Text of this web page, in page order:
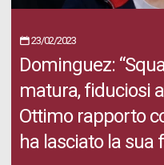
23/02/2023
Dominguez:
matura, fiduciosi
Ottimo rapporto
ha lasciato la sua